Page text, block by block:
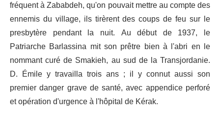
fréquent à Zababdeh, qu'on pouvait mettre au compte des
ennemis du village, ils tirèrent des coups de feu sur le
presbytère pendant la nuit. Au début de 1937, le
Patriarche Barlassina mit son prêtre bien à l'abri en le
nommant curé de Smakieh, au sud de la Transjordanie.
D. Émile y travailla trois ans ; il y connut aussi son
premier danger grave de santé, avec appendice perforé
et opération d'urgence à l'hôpital de Kérak.